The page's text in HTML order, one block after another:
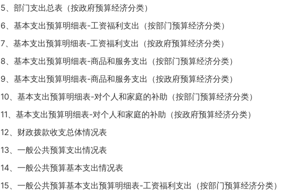
5、部门支出总表（按政府预算经济分类）
6、基本支出预算明细表-工资福利支出（按部门预算经济分类）
7、基本支出预算明细表-工资福利支出（按政府预算经济分类）
8、基本支出预算明细表-商品和服务支出（按部门预算经济分类）
9、基本支出预算明细表-商品和服务支出（按政府预算经济分类）
10、基本支出预算明细表-对个人和家庭的补助（按部门预算经济分类）
11、基本支出预算明细表-对个人和家庭的补助（按政府预算经济分类）
12、财政拨款收支总体情况表
13、一般公共预算支出情况表
14、一般公共预算基本支出情况表
15、一般公共预算基本支出预算明细表-工资福利支出（按部门预算经济分类）